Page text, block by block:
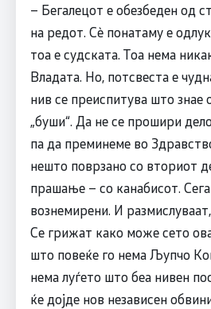
– Бегалецот е обезбеден од
на редот. Сè понатаму е
тоа е судската. Тоа нема
Владата. Но, потсвеста е
нив се преиспитува што знае
„буши“. Да не се прошири
па да преминеме во
нешто поврзано со вториот
прашање – со канабисот.
вознемирени. И
Се грижат како може сето
што повеќе го нема Љупчо
нема луѓето што беа нивен
ќе дојде нов независен